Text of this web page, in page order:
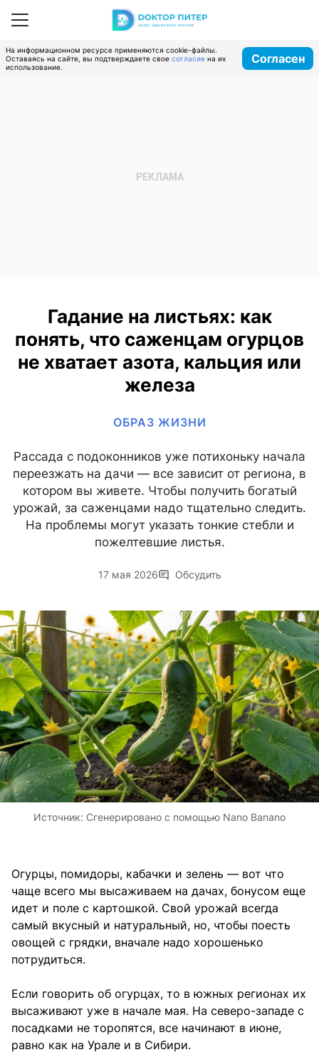
На информационном ресурсе применяются cookie-файлы.
Оставаясь на сайте, вы подтверждаете свое согласие на их
использование.
Согласен
Гадание на листьях: как
понять, что саженцам огурцов
не хватает азота, кальция или
железа
ОБРАЗ ЖИЗНИ
Рассада с подоконников уже потихоньку начала
переезжать на дачи — все зависит от региона, в
котором вы живете. Чтобы получить богатый
урожай, за саженцами надо тщательно следить.
На проблемы могут указать тонкие стебли и
пожелтевшие листья.
17 мая 2026 Обсудить
Источник: Сгенерировано с помощью Nano Banano
Огурцы, помидоры, кабачки и зелень — вот что
чаще всего мы высаживаем на дачах, бонусом еще
идет и поле с картошкой. Свой урожай всегда
самый вкусный и натуральный, но, чтобы поесть
овощей с грядки, вначале надо хорошенько
потрудиться.
Если говорить об огурцах, то в южных регионах их
высаживают уже в начале мая. На северо-западе с
посадками не торопятся, все начинают в июне,
равно как на Урале и в Сибири.